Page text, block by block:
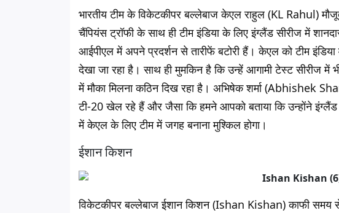
भारतीय टीम के विकेटकीपर बल्लेबाज केएल राहुल (KL Rahul)
चैंपियंस ट्रॉफी के साथ ही टीम इंडिया के लिए इंग्लैंड सीरीज में
आईपीएल में अपने प्रदर्शन से तारीफें बटोरी हैं। केएल को टीम इंडिया
देखा जा रहा है। साथ ही मुमकिन है कि उन्हें आगामी टेस्ट सीरीज
में मौका मिलना कठिन दिख रहा है। अभिषेक शर्मा (Abhishek
टी-20 खेल रहे हैं और जैसा कि हमने आपको बताया कि उन्होंने
में केएल के लिए टीम में जगह बनाना मुश्किल होगा।
ईशान किशन
विकेटकीपर बल्लेबाज ईशान किशन (Ishan Kishan) काफी समय से